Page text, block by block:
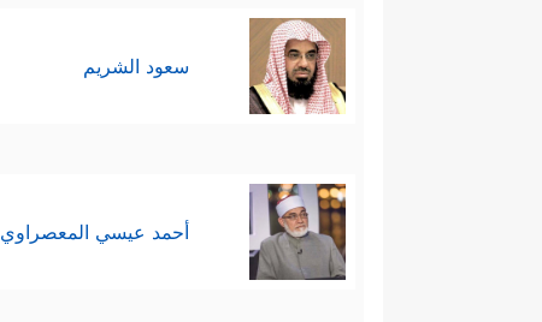
سعود الشريم
أحمد عيسي المعصراوي